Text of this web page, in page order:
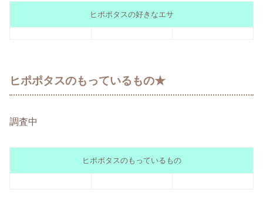
ヒポポタスの好きなエサ
ヒポポタスのもっているもの★
調査中
ヒポポタスのもっているもの